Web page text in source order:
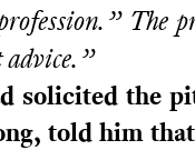
The
advice.”
solicited the
told him